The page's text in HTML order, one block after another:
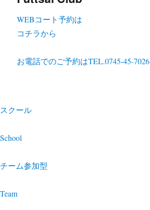
WEBコート予約は
コチラから
お電話でのご予約はTEL.0745-45-7026
スクール
School
チーム参加型
Team